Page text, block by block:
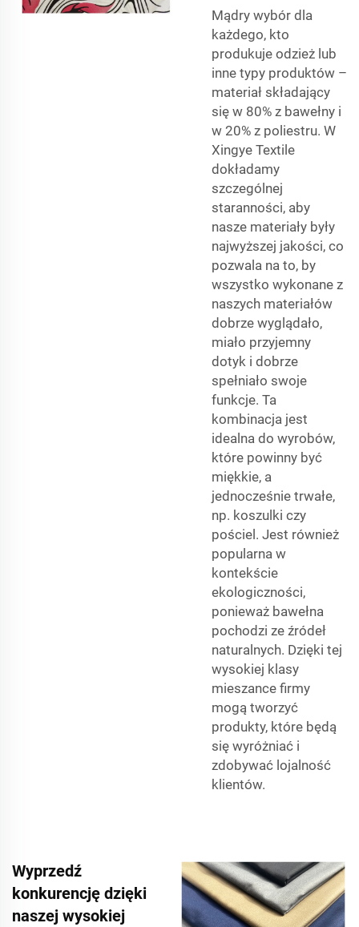
Mądry wybór dla
każdego, kto
produkuje odzież lub
inne typy produktów –
materiał składający
się w 80% z bawełny i
w 20% z poliestru. W
Xingye Textile
dokładamy
szczególnej
staranności, aby
nasze materiały były
najwyższej jakości, co
pozwala na to, by
wszystko wykonane z
naszych materiałów
dobrze wyglądało,
miało przyjemny
dotyk i dobrze
spełniało swoje
funkcje. Ta
kombinacja jest
idealna do wyrobów,
które powinny być
miękkie, a
jednocześnie trwałe,
np. koszulki czy
pościel. Jest również
popularna w
kontekście
ekologiczności,
ponieważ bawełna
pochodzi ze źródeł
naturalnych. Dzięki tej
wysokiej klasy
mieszance firmy
mogą tworzyć
produkty, które będą
się wyróżniać i
zdobywać lojalność
klientów.
Wyprzedź
konkurencję dzięki
naszej wysokiej